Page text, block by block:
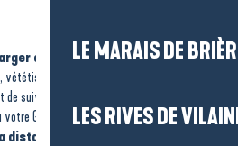
LE MARAIS DE
LES RIVES DE
et lire les tracés GPX
ou amateur de course en nature, les
suivre un itinéraire précis directement
GPS. Vous pouvez visualiser le
et ne pas vous perdr